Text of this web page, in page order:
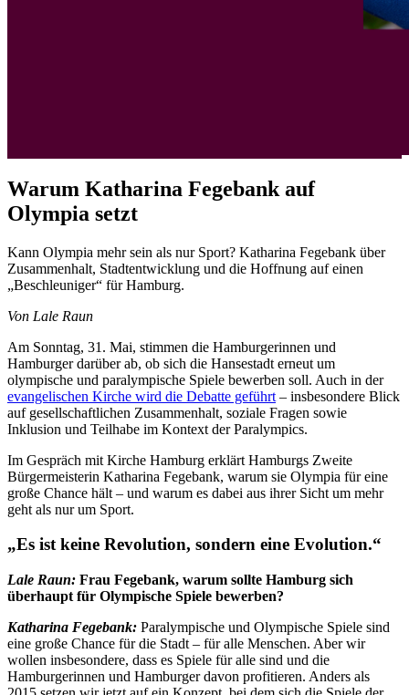
Warum Katharina Fegebank auf
Olympia setzt
Kann Olympia mehr sein als nur Sport? Katharina Fegebank über
Zusammenhalt, Stadtentwicklung und die Hoffnung auf einen
„Beschleuniger“ für Hamburg.
Von Lale Raun
Am Sonntag, 31. Mai, stimmen die Hamburgerinnen und
Hamburger darüber ab, ob sich die Hansestadt erneut um
olympische und paralympische Spiele bewerben soll. Auch in der
evangelischen Kirche wird die Debatte geführt – insbesondere Blick
auf gesellschaftlichen Zusammenhalt, soziale Fragen sowie
Inklusion und Teilhabe im Kontext der Paralympics.
Im Gespräch mit Kirche Hamburg erklärt Hamburgs Zweite
Bürgermeisterin Katharina Fegebank, warum sie Olympia für eine
große Chance hält – und warum es dabei aus ihrer Sicht um mehr
geht als nur um Sport.
„Es ist keine Revolution, sondern eine Evolution.“
Lale Raun: Frau Fegebank, warum sollte Hamburg sich
überhaupt für Olympische Spiele bewerben?
Katharina Fegebank: Paralympische und Olympische Spiele sind
eine große Chance für die Stadt – für alle Menschen. Aber wir
wollen insbesondere, dass es Spiele für alle sind und die
Hamburgerinnen und Hamburger davon profitieren. Anders als